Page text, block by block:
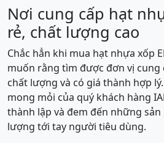
Nơi cung cấp hạt
rẻ, chất lượng cao
Chắc hẳn khi mua hạt nhựa xốp
muốn rằng tìm được đơn vị cung
chất lượng và có giá thành hợp
mong mỏi của quý khách hàng
thành lập và đem đến những
lượng tới tay người tiêu dùng.